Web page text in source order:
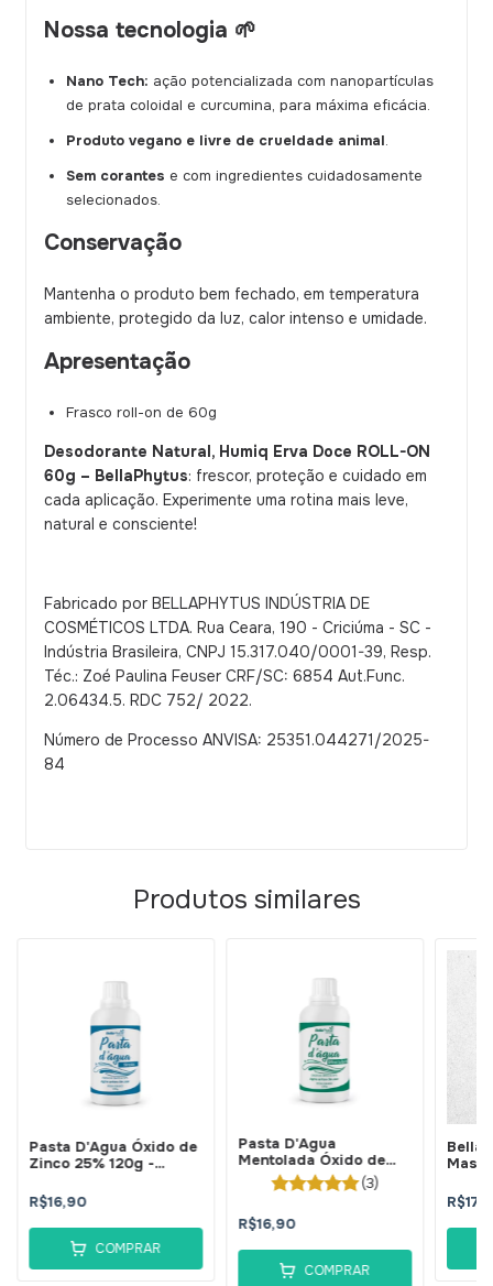
Nossa tecnologia 🌱
Nano Tech: ação potencializada com nanopartículas
de prata coloidal e curcumina, para máxima eficácia.
Produto vegano e livre de crueldade animal.
Sem corantes e com ingredientes cuidadosamente
selecionados.
Conservação
Mantenha o produto bem fechado, em temperatura
ambiente, protegido da luz, calor intenso e umidade.
Apresentação
Frasco roll-on de 60g
Desodorante Natural, Humiq Erva Doce ROLL-ON
60g – BellaPhytus: frescor, proteção e cuidado em
cada aplicação. Experimente uma rotina mais leve,
natural e consciente!
Fabricado por BELLAPHYTUS INDÚSTRIA DE
COSMÉTICOS LTDA. Rua Ceara, 190 - Criciúma - SC -
Indústria Brasileira, CNPJ 15.317.040/0001-39, Resp.
Téc.: Zoé Paulina Feuser CRF/SC: 6854 Aut.Func.
2.06434.5. RDC 752/ 2022.
Número de Processo ANVISA: 25351.044271/2025-
84
Produtos similares
Pasta D'Agua Óxido de
Zinco 25% 120g -
R$16,90
COMPRAR
Pasta D'Agua
Mentolada Óxido de
Zinco 25% 120g -
BellaPhytus
(3)
R$16,90
COMPRAR